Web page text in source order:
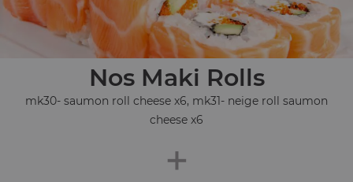
Nos Maki Rolls
mk30- saumon roll cheese x6, mk31- neige roll saumon
cheese x6
+